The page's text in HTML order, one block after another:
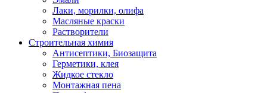
Лаки, морилки, олифа
Масляные краски
Растворители
Строительная химия
Антисептики, Биозащита
Герметики, клея
Жидкое стекло
Монтажная пена